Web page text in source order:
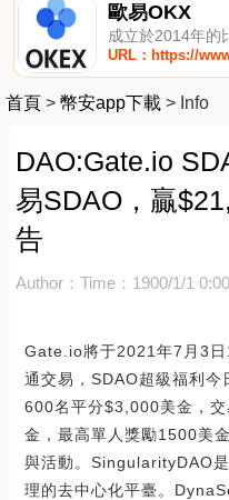
歐易OKX
成立於2014年的
URL：https://
首頁 > 幣安app下載 > Info
DAO:Gate.io
易SDAO，贏
告
Author： Time：1900/1/1
Gate.io將于2021年7月3
通交易，SDAO超級福利
600名平分$3,000美金，
金，最高單人獎勵1500美
與活動。SingularityDAO
理的去中心化平臺。